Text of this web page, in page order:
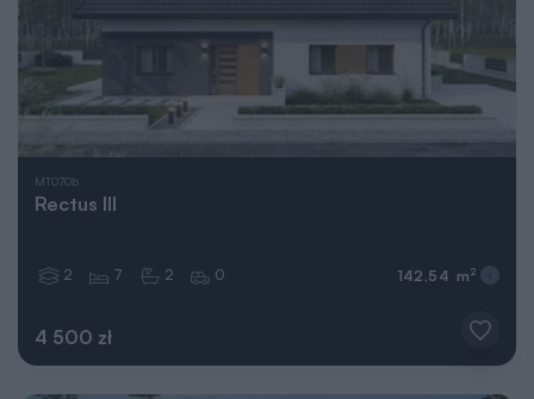
MT070b
Rectus III
4 500 zł
2 7 2 0 142,54 m 2